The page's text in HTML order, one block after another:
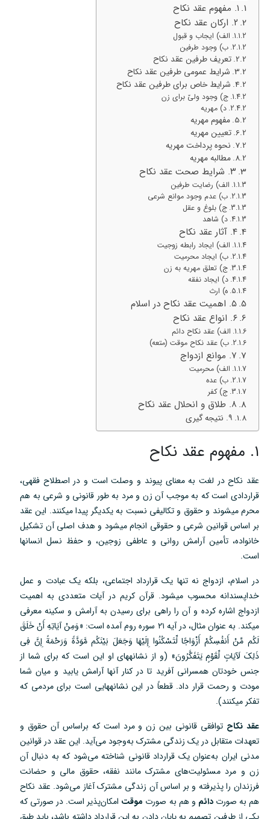
۱. مفهوم عقد نکاح
۲. ارکان عقد نکاح
الف) ایجاب و قبول
ب) وجود طرفین
تعریف طرفین عقد نکاح
شرایط عمومی طرفین عقد نکاح
شرایط خاص برای طرفین عقد نکاح
ج) وجود ولیّ برای زن
د) مهریه
مفهوم مهریه
تعیین مهریه
نحوه پرداخت مهریه
مطالبه مهریه
۳. شرایط صحت عقد نکاح
الف) رضایت طرفین
ب) عدم وجود موانع شرعی
ج) بلوغ و عقل
د) شاهد
۴. آثار عقد نکاح
الف) ایجاد رابطه زوجیت
ب) ایجاد محرمیت
ج) تعلق مهریه به زن
د) ایجاد نفقه
ه) ارث
۵. اهمیت عقد نکاح در اسلام
۶. انواع عقد نکاح
الف) عقد نکاح دائم
ب) عقد نکاح موقت (متعه)
۷. موانع ازدواج
الف) محرمیت
ب) عده
ج) کفر
۸. طلاق و انحلال عقد نکاح
۹. نتیجه گیری
۱. مفهوم عقد نکاح
عقد نکاح در لغت به معنای پیوند و وصلت است و در اصطلاح فقهی،
قراردادی است که به موجب آن زن و مرد به طور قانونی و شرعی به هم
محرم میشوند و حقوق و تکالیفی نسبت به یکدیگر پیدا میکنند. این عقد
بر اساس قوانین شرعی و حقوقی انجام میشود و هدف اصلی آن تشکیل
خانواده، تأمین آرامش روانی و عاطفی زوجین، و حفظ نسل انسانها
است.
در اسلام، ازدواج نه تنها یک قرارداد اجتماعی، بلکه یک عبادت و عمل
خداپسندانه محسوب میشود. قرآن کریم در آیات متعددی به اهمیت
ازدواج اشاره کرده و آن را راهی برای رسیدن به آرامش و سکینه معرفی
میکند. به عنوان مثال، در آیه ۲۱ سوره روم آمده است: «وَمِنْ آیَاتِهِ أَنْ خَلَقَ
لَکُم مِّنْ أَنفُسِکُمْ أَزْوَاجًا لِّتَسْکُنُوا إِلَیْهَا وَجَعَلَ بَیْنَکُم مَّوَدَّةً وَرَحْمَةً إِنَّ فِی
ذَلِکَ لَآیَاتٍ لِّقَوْمٍ یَتَفَکَّرُونَ» (و از نشانههای او این است که برای شما از
جنس خودتان همسرانی آفرید تا در کنار آنها آرامش یابید و میان شما
مودت و رحمت قرار داد. قطعاً در این نشانههایی است برای مردمی که
تفکر میکنند).
عقد نکاح توافقی قانونی بین زن و مرد است که براساس آن حقوق و
تعهدات متقابل در یک زندگی مشترک به‌وجود می‌آید. این عقد در قوانین
مدنی ایران به‌عنوان یک قرارداد قانونی شناخته می‌شود که به دنبال آن
زن و مرد مسئولیت‌های مشترک مانند نفقه، حقوق مالی و حضانت
فرزندان را پذیرفته و بر اساس آن زندگی مشترک آغاز می‌شود. عقد نکاح
هم به صورتدائم و هم به صورت موقت امکان‌پذیر است. در صورتی که